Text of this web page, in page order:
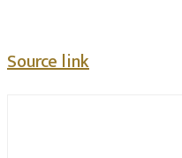
Source link